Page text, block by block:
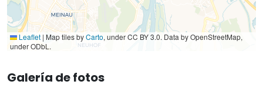
Leaflet | Map tiles byCarto, under CC BY 3.0. Data by OpenStreetMap,
under ODbL.
Galería de fotos